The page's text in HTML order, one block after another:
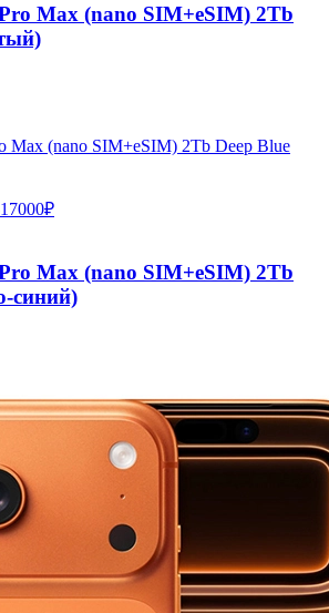
Max (nano SIM+eSIM) 2Tb
Max (nano SIM+eSIM) 2Tb
синий)